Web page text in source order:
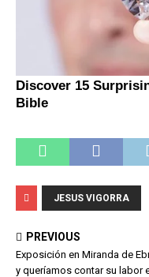
JESUS VIGORRA
PREVIOUS
Exposición en Miranda de
y queríamos contar su labor